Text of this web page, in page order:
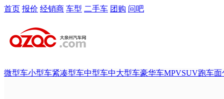
首页 报价 经销商 车型 二手车 团购 问吧
微型车小型车紧凑型车中型车中大型车豪华车MPVSUV跑车面